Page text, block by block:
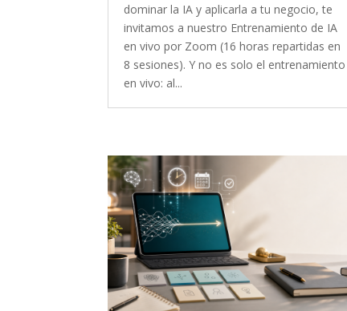
dominar la IA y aplicarla a tu negocio, te
invitamos a nuestro Entrenamiento de IA
en vivo por Zoom (16 horas repartidas en
8 sesiones). Y no es solo el entrenamiento
en vivo: al...